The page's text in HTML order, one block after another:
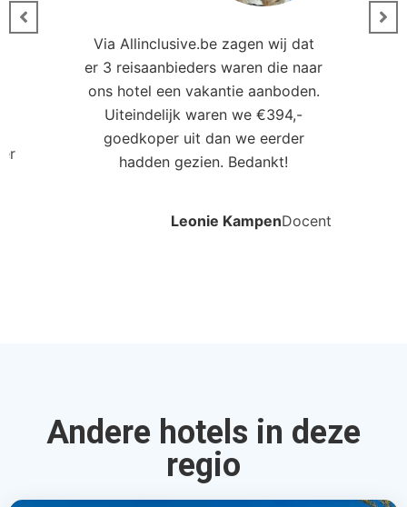
Via Allinclusive.be zagen wij dat
er 3 reisaanbieders waren die naar
ons hotel een vakantie aanboden.
Uiteindelijk waren we €394,-
goedkoper uit dan we eerder
hadden gezien. Bedankt!
Leonie KampenDocent
Andere hotels in deze
regio